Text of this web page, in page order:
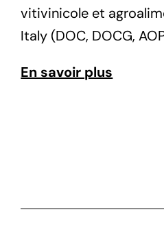
vitivinicole et
Italy (DOC, DOCG,
En savoir plus